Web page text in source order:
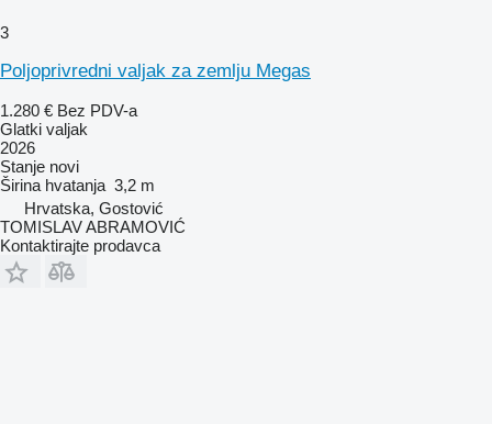
3
Poljoprivredni valjak za zemlju Megas
1.280 € Bez PDV-a
Glatki valjak
2026
Stanje novi
Širina hvatanja 3,2 m
Hrvatska, Gostović
TOMISLAV ABRAMOVIĆ
Kontaktirajte prodavca